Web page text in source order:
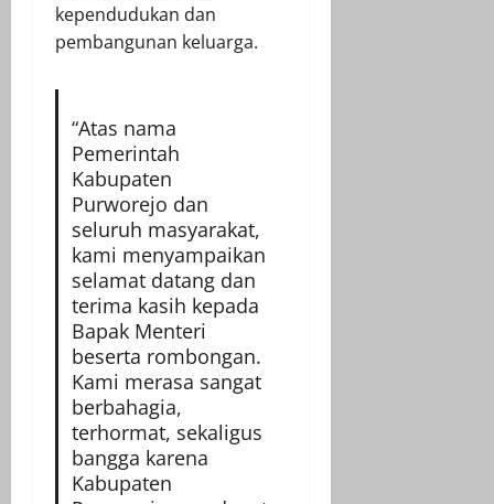
kependudukan dan
pembangunan keluarga.
“Atas nama
Pemerintah
Kabupaten
Purworejo dan
seluruh masyarakat,
kami menyampaikan
selamat datang dan
terima kasih kepada
Bapak Menteri
beserta rombongan.
Kami merasa sangat
berbahagia,
terhormat, sekaligus
bangga karena
Kabupaten